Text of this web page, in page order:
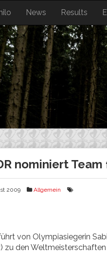
News Results
nominiert
2009 Allgemein
von Olympiasiegerin
zu den